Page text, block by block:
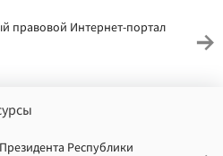
правовой Интернет-портал
Республики